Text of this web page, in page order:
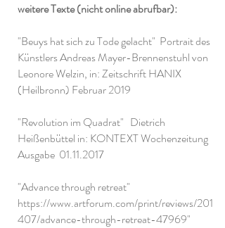
weitere Texte (nicht online abrufbar):
"Beuys hat sich zu Tode gelacht" Portrait des
Künstlers Andreas Mayer-Brennenstuhl von
Leonore Welzin, in: Zeitschrift HANIX
(Heilbronn) Februar 2019
"Revolution im Quadrat" Dietrich
Heißenbüttel in: KONTEXT Wochenzeitung
Ausgabe 01.11.2017
"Advance through retreat"
https://www.artforum.com/print/reviews/201
407/advance-through-retreat-47969"